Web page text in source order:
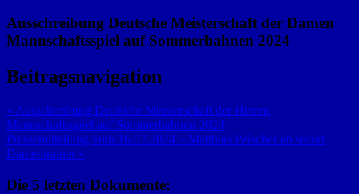
Ausschreibung Deutsche Meisterschaft der Damen
Mannschaftsspiel auf Sommerbahnen 2024
Beitragsnavigation
« Ausschreibung Deutsche Meisterschaft der Herren
Mannschaftsspiel auf Sommerbahnen 2024
Pressemitteilung vom 16.07.2024 – Matthias Peischer ab sofort
Damentrainer »
Die 5 letzten Dokumente: